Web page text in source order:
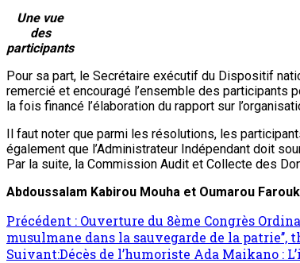
Une vue
des
participants
Pour sa part, le Secrétaire exécutif du Dispositif
remercié et encouragé l’ensemble des participants
la fois financé l’élaboration du rapport sur
Il faut noter que parmi les résolutions, les
également que l’Administrateur Indépendant doit
Par la suite, la Commission Audit et Collecte des
Abdoussalam Kabirou Mouha et Oumarou
Précédent : Ouverture du 8ème Congrès
musulmane dans la sauvegarde de la patrie’’,
Suivant:Décès de l’humoriste Ada Maikano :